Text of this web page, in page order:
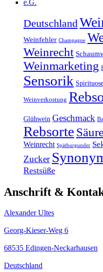
e.G.
Deutschland
Weinfehler Champagne
Weinrecht
Weinmarketing
Sensorik
Weinverkostung
Glühwein Geschmack
Rebsorte
Weinrecht Spätburgunder
Zucker
Restsüße
Anschrift &
Alexander Ultes
Georg-Kieser-Weg 6
68535 Edingen-Neckarhausen
Deutschland